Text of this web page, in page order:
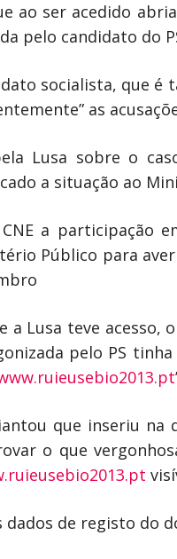
ao ser acedido
pelo candidato do
socialista, que
as
Lusa sobre o
a situação ao
a participação
Público para
a Lusa teve
pelo PS
que inseriu na
o que
de registo do